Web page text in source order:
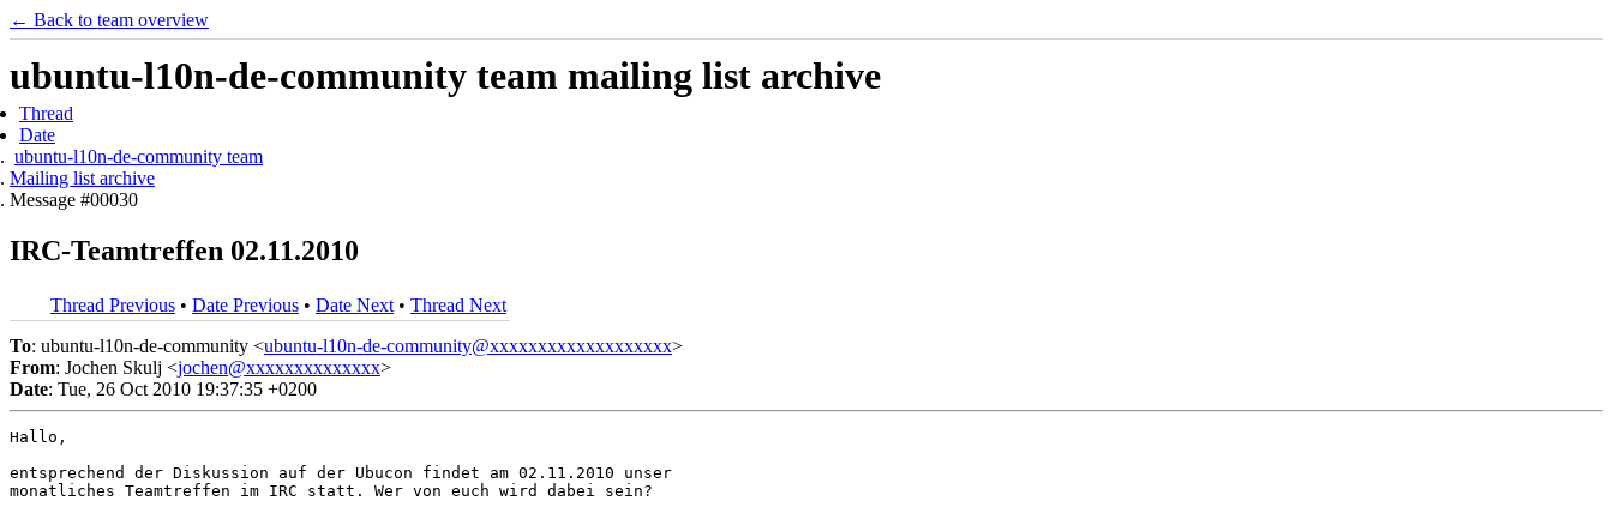
← Back to team overview
ubuntu-l10n-de-community team mailing list archive
Thread
Date
ubuntu-l10n-de-community team
Mailing list archive
Message #00030
IRC-Teamtreffen 02.11.2010
Thread Previous • Date Previous • Date Next • Thread Next
To: ubuntu-l10n-de-community <ubuntu-l10n-de-community@xxxxxxxxxxxxxxxxxxx>
From: Jochen Skulj <jochen@xxxxxxxxxxxxxx>
Date: Tue, 26 Oct 2010 19:37:35 +0200
Hallo,
entsprechend der Diskussion auf der Ubucon findet am 02.11.2010 unser
monatliches Teamtreffen im IRC statt. Wer von euch wird dabei sein?